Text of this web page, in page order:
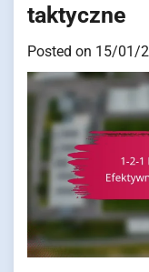
taktyczne
Posted on 15/01/